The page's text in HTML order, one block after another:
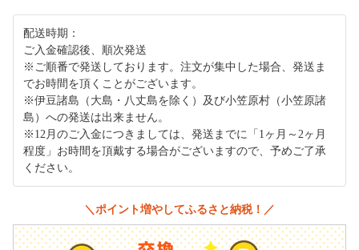
配送時期：
ご入金確認後、順次発送
※ご順番で発送しております。注文が集中した場合、発送ま
でお時間を頂くことがございます。
※伊豆諸島（大島・八丈島を除く）及び小笠原村（小笠原諸
島）への発送は出来ません。
※12月のご入金につきましては、発送までに「1ヶ月～2ヶ月
程度」お時間を頂戴する場合がございますので、予めご了承
ください。
＼ポイント増やしてふるさと納税！／